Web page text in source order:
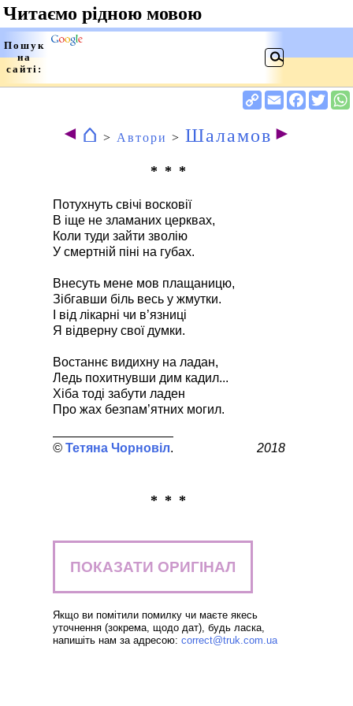
◄ ⌂ > Автори > Шаламов ►
* * *
Потухнуть свічі восковії
В іще не зламаних церквах,
Коли туди зайти зволію
У смертній піні на губах.
Внесуть мене мов плащаницю,
Зібгавши біль весь у жмутки.
І від лікарні чи в’язниці
Я відверну свої думки.
Востаннє видихну на ладан,
Ледь похитнувши дим кадил...
Хіба тоді забути ладен
Про жах безпам’ятних могил.
Тетяна Чорновіл 2018
* * *
ПОКАЗАТИ ОРИГІНАЛ
Якщо ви помітили помилку чи маєте якесь
уточнення (зокрема, щодо дат), будь ласка,
напишіть нам за адресою: correct@truk.com.ua